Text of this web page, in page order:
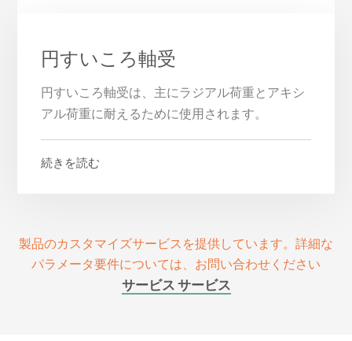
円すいころ軸受
円すいころ軸受は、主にラジアル荷重とアキシ
アル荷重に耐えるために使用されます。
続きを読む
製品のカスタマイズサービスを提供しています。詳細な
パラメータ要件については、お問い合わせください
サービス サービス